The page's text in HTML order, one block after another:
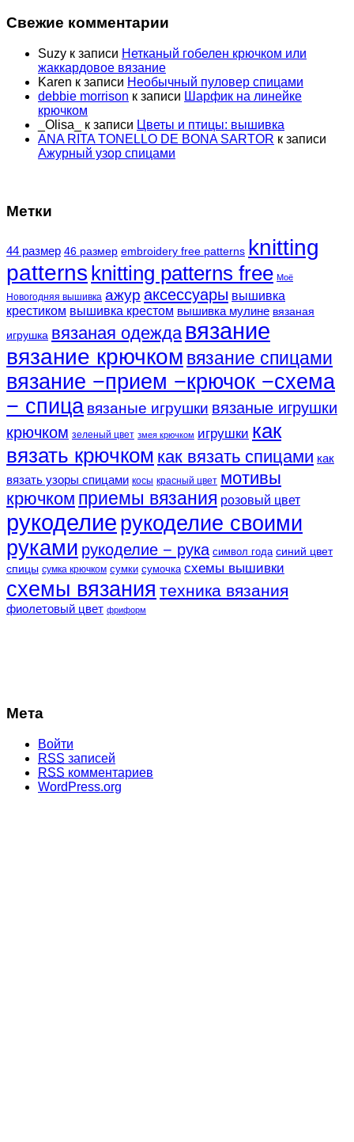
Свежие комментарии
Suzy к записи Нетканый гобелен крючком или
жаккардовое вязание
Karen к записи Необычный пуловер спицами
debbie morrison к записи Шарфик на линейке
крючком
_Olisa_
к записи Цветы и птицы: вышивка
ANA RITA TONELLO DE BONA SARTOR к записи
Ажурный узор спицами
Метки
44 размер 46 размер embroidery free patterns knitting
patterns knitting patterns free Моё
Новогодняя вышивка ажур аксессуары вышивка
крестиком вышивка крестом вышивка мулине вязаная
игрушка вязаная одежда вязание
вязание крючком вязание спицами
вязание −прием −крючок −схема
− спица вязаные игрушки вязаные игрушки
крючком зеленый цвет змея крючком игрушки как
вязать крючком как вязать спицами как
вязать узоры спицами косы красный цвет мотивы
крючком приемы вязания розовый цвет
рукоделие рукоделие своими
руками рукоделие − рука символ года синий цвет
спицы сумка крючком сумки сумочка схемы вышивки
схемы вязания техника вязания
фиолетовый цвет фриформ
Мета
Войти
RSS записей
RSS комментариев
WordPress.org